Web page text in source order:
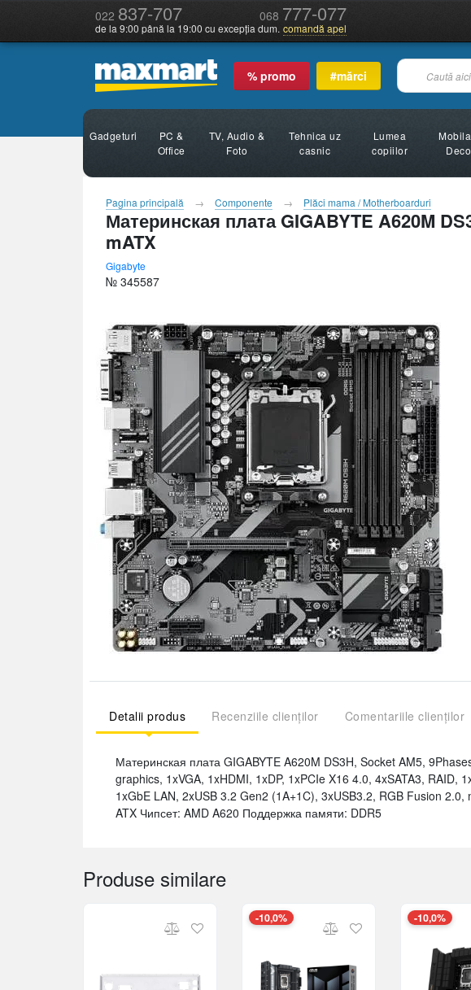
022 837-707 068 777-077
de la 9:00 până la 19:00 cu excepția dum. comandă apel
% promo #mărci
Gadgeturi
PC &
Office
TV, Audio &
Foto
Tehnica uz
casnic
Lumea
copiilor
Pagina principală Componente Plăci mama / Motherboarduri
Материнская плата GIGABYTE A620M
mATX
Gigabyte
№ 345587
Detalii produs Recenziile clienților Comentariile clienților
Материнская плата GIGABYTE A620M DS3H, Socket AM5,
graphics, 1xVGA, 1xHDMI, 1xDP, 1xPCIe X16 4.0, 4xSATA3, RAID,
1xGbE LAN, 2xUSB 3.2 Gen2 (1A+1C), 3xUSB3.2, RGB Fusion
ATX Чипсет: AMD A620 Поддержка памяти: DDR5
Produse similare
-10,0% -10,0%